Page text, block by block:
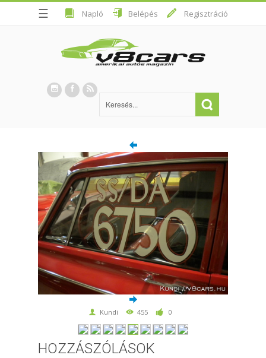
☰ Napló Belépés Regisztráció
Kundi 455 0
HOZZÁSZÓLÁSOK